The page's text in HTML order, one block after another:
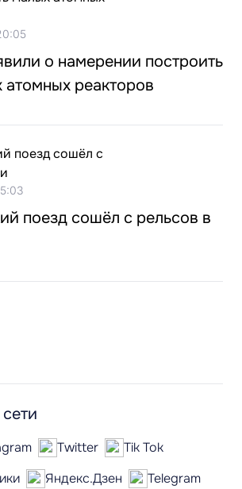
о намерении построить
реакторов
поезд сошёл с рельсов в
Twitter
Tik Tok
Яндекс.Дзен
Telegram